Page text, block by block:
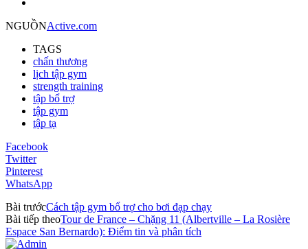
NGUỒNActive.com
TAGS
chấn thương
lịch tập gym
strength training
tập bổ trợ
tập gym
tập tạ
Facebook
Twitter
Pinterest
WhatsApp
Bài trướcCách tập gym bổ trợ cho bơi đạp chạy
Bài tiếp theoTour de France – Chặng 11 (Albertville – La Rosière
Espace San Bernardo): Điểm tin và phân tích